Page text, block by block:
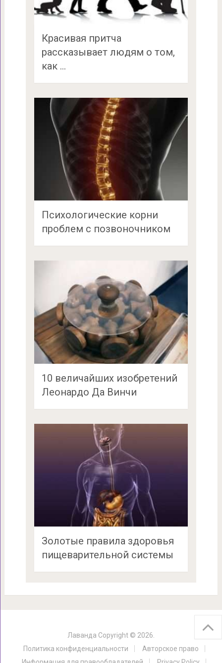
Красивая притча
рассказывает людям о том,
как …
Психологические корни
проблем с позвоночником
10 величайших изобретений
Леонардо Да Винчи
Золотые правила здоровья
пищеварительной системы
Лаванда Copyright © 2026.
Политика конфиденциальности
Авторское право